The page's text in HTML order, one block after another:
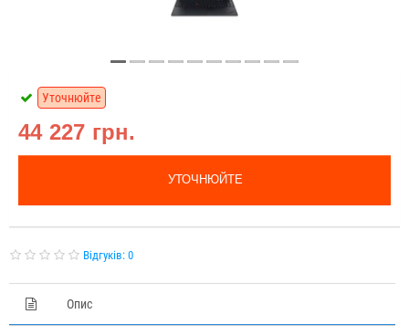
44 227 грн.
Уточнюйте
УТОЧНЮЙТЕ
Відгуків: 0
Опис